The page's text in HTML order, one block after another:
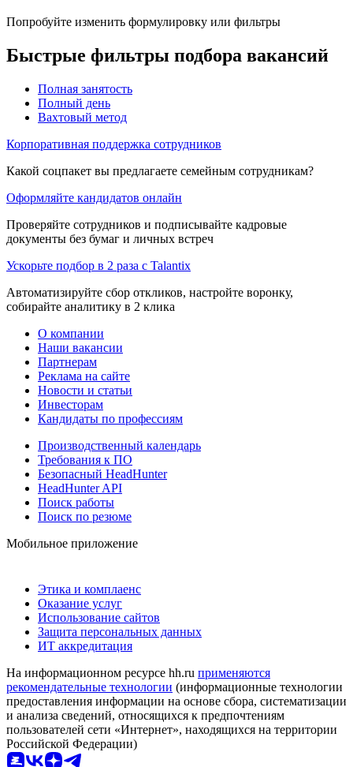
Попробуйте изменить формулировку или фильтры
Быстрые фильтры подбора вакансий
Полная занятость
Полный день
Вахтовый метод
Корпоративная поддержка сотрудников
Какой соцпакет вы предлагаете семейным сотрудникам?
Оформляйте кандидатов онлайн
Проверяйте сотрудников и подписывайте кадровые
документы без бумаг и личных встреч
Ускорьте подбор в 2 раза с Talantix
Автоматизируйте сбор откликов, настройте воронку,
собирайте аналитику в 2 клика
О компании
Наши вакансии
Партнерам
Реклама на сайте
Новости и статьи
Инвесторам
Кандидаты по профессиям
Производственный календарь
Требования к ПО
Безопасный HeadHunter
HeadHunter API
Поиск работы
Поиск по резюме
Мобильное приложение
Этика и комплаенс
Оказание услуг
Использование сайтов
Защита персональных данных
ИТ аккредитация
На информационном ресурсе hh.ru применяются
рекомендательные технологии (информационные технологии
предоставления информации на основе сбора, систематизации
и анализа сведений, относящихся к предпочтениям
пользователей сети «Интернет», находящихся на территории
Российской Федерации)